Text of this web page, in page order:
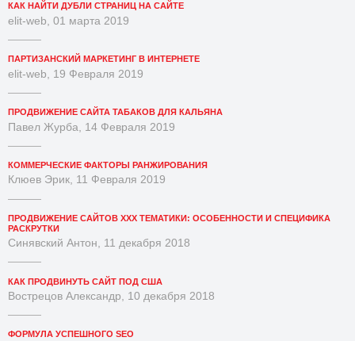
КАК НАЙТИ ДУБЛИ СТРАНИЦ НА САЙТЕ
elit-web, 01 марта 2019
ПАРТИЗАНСКИЙ МАРКЕТИНГ В ИНТЕРНЕТЕ
elit-web, 19 Февраля 2019
ПРОДВИЖЕНИЕ САЙТА ТАБАКОВ ДЛЯ КАЛЬЯНА
Павел Журба, 14 Февраля 2019
КОММЕРЧЕСКИЕ ФАКТОРЫ РАНЖИРОВАНИЯ
Клюев Эрик, 11 Февраля 2019
ПРОДВИЖЕНИЕ САЙТОВ XXX ТЕМАТИКИ: ОСОБЕННОСТИ И СПЕЦИФИКА
РАСКРУТКИ
Синявский Антон, 11 декабря 2018
КАК ПРОДВИНУТЬ САЙТ ПОД США
Вострецов Александр, 10 декабря 2018
ФОРМУЛА УСПЕШНОГО SEO